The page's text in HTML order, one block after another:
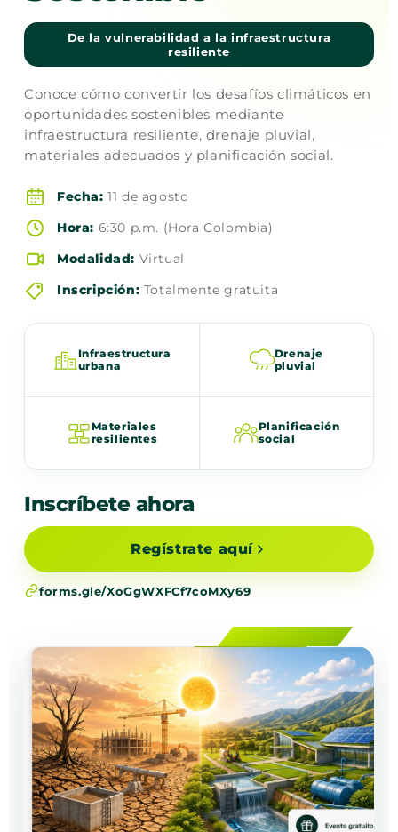
De la vulnerabilidad a la infraestructura
resiliente
Conoce cómo convertir los desafíos climáticos en
oportunidades sostenibles mediante
infraestructura resiliente, drenaje pluvial,
materiales adecuados y planificación social.
Fecha: 11 de agosto
Hora: 6:30 p.m. (Hora Colombia)
Modalidad: Virtual
Inscripción: Totalmente gratuita
Infraestructura
urbana
Drenaje
pluvial
Materiales
resilientes
Planificación
social
Inscríbete ahora
Regístrate aquí
forms.gle/XoGgWXFCf7coMXy69